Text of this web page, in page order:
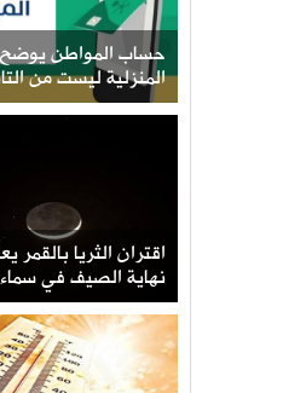
حساب المواطن يوضح:
المنزلية ليست من
اقتران الثريا بالقمر
نهاية الصيف في